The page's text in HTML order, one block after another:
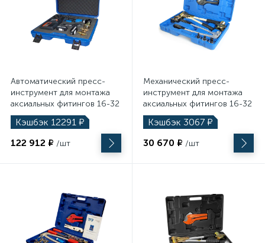
Автоматический пресс-
инструмент для монтажа
аксиальных фитингов 16-32
диаметр
Кэшбэк 12291 ₽
122 912 ₽ /шт
Механический пресс-
инструмент для монтажа
аксиальных фитингов 16-32
диаметр
Кэшбэк 3067 ₽
30 670 ₽ /шт